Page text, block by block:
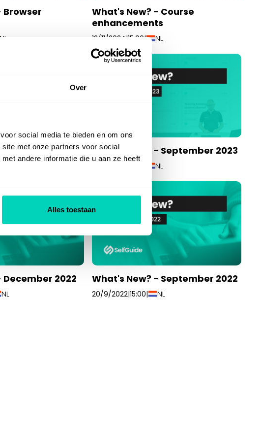
Over
social media te bieden en om ons
met onze partners voor social
andere informatie die u aan ze heeft
Alles toestaan
Browser
NL
What's New? - Course
enhancements
12/11/2024 |15:00| NL
December 2023 What's New? - September 2023
NL
2022
NL
What's New? - September 2022
20/9/2022|15:00| NL